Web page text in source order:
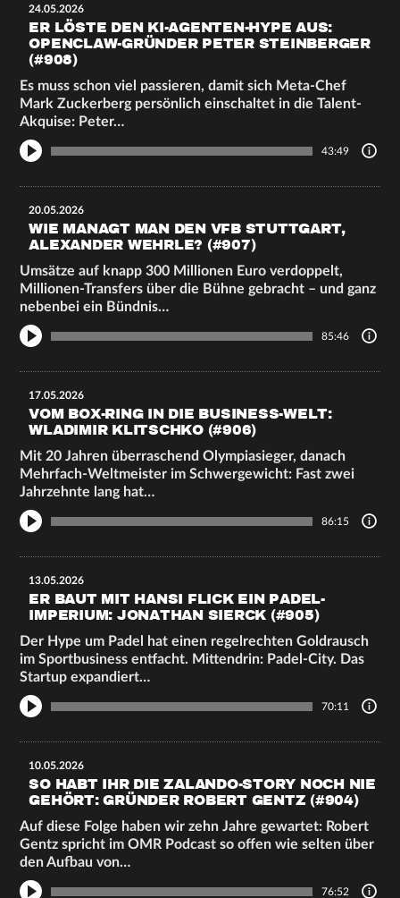
24.05.2026
ER LÖSTE DEN KI-AGENTEN-HYPE AUS:
OPENCLAW-GRÜNDER PETER STEINBERGER
(#908)
Es muss schon viel passieren, damit sich Meta-Chef
Mark Zuckerberg persönlich einschaltet in die Talent-
Akquise: Peter…
43:49
20.05.2026
WIE MANAGT MAN DEN VFB STUTTGART,
ALEXANDER WEHRLE? (#907)
Umsätze auf knapp 300 Millionen Euro verdoppelt,
Millionen-Transfers über die Bühne gebracht – und ganz
nebenbei ein Bündnis…
85:46
17.05.2026
VOM BOX-RING IN DIE BUSINESS-WELT:
WLADIMIR KLITSCHKO (#906)
Mit 20 Jahren überraschend Olympiasieger, danach
Mehrfach-Weltmeister im Schwergewicht: Fast zwei
Jahrzehnte lang hat…
86:15
13.05.2026
ER BAUT MIT HANSI FLICK EIN PADEL-
IMPERIUM: JONATHAN SIERCK (#905)
Der Hype um Padel hat einen regelrechten Goldrausch
im Sportbusiness entfacht. Mittendrin: Padel-City. Das
Startup expandiert…
70:11
10.05.2026
SO HABT IHR DIE ZALANDO-STORY NOCH NIE
GEHÖRT: GRÜNDER ROBERT GENTZ (#904)
Auf diese Folge haben wir zehn Jahre gewartet: Robert
Gentz spricht im OMR Podcast so offen wie selten über
den Aufbau von…
76:52